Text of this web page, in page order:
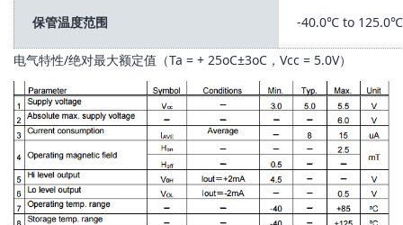
保管温度范围 -40.0℃ to 125.0℃
电气特性/绝对最大额定值（Ta = + 25oC±3oC，Vcc = 5.0V）